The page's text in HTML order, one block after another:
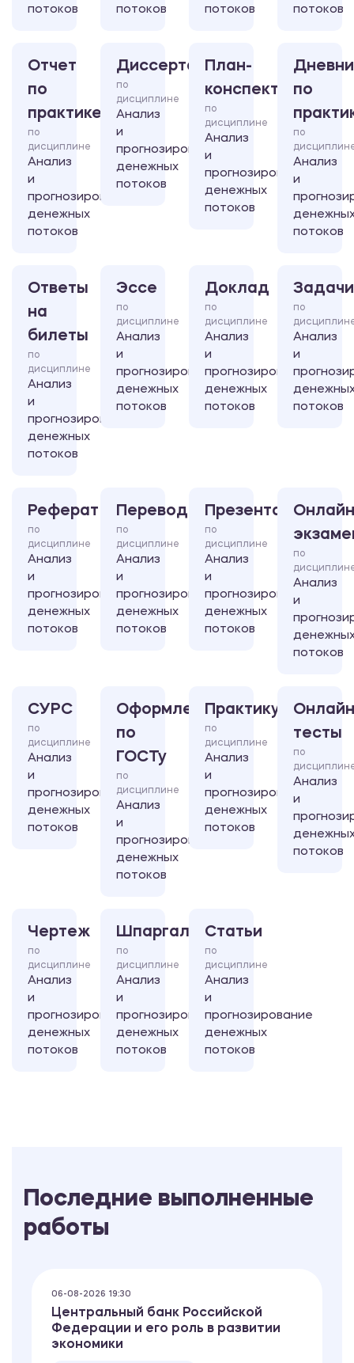
потоков
потоков
потоков
потоков
Отчет
по
практике
по
дисциплине
Анализ
и
прогнозирование
денежных
потоков
Диссертация
по
дисциплине
Анализ
и
прогнозирование
денежных
потоков
План-
конспект
по
дисциплине
Анализ
и
прогнозирование
денежных
потоков
по
по
Анализ
и
потоков
Ответы
на
билеты
по
дисциплине
Анализ
и
прогнозирование
денежных
потоков
Эссе
по
дисциплине
Анализ
и
прогнозирование
денежных
потоков
Доклад
по
дисциплине
Анализ
и
прогнозирование
денежных
потоков
Задачи
по
Анализ
и
потоков
Реферат
по
дисциплине
Анализ
и
прогнозирование
денежных
потоков
Перевод
по
дисциплине
Анализ
и
прогнозирование
денежных
потоков
Презентация
по
дисциплине
Анализ
и
прогнозирование
денежных
потоков
по
Анализ
и
потоков
СУРС
по
дисциплине
Анализ
и
прогнозирование
денежных
потоков
Оформление
по
ГОСТу
по
дисциплине
Анализ
и
прогнозирование
денежных
потоков
Практикум
по
дисциплине
Анализ
и
прогнозирование
денежных
потоков
тесты
по
Анализ
и
потоков
Чертеж
по
дисциплине
Анализ
и
прогнозирование
денежных
потоков
Шпаргалка
по
дисциплине
Анализ
и
прогнозирование
денежных
потоков
Статьи
по
дисциплине
Анализ
и
прогнозирование
денежных
потоков
Последние выполненные
работы
06-08-2026 19:30
Центральный банк Российской
Федерации и его роль в развитии
экономики